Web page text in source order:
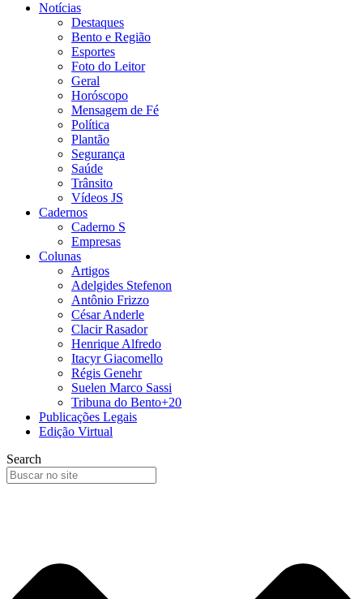
Notícias
Destaques
Bento e Região
Esportes
Foto do Leitor
Geral
Horóscopo
Mensagem de Fé
Política
Plantão
Segurança
Saúde
Trânsito
Vídeos JS
Cadernos
Caderno S
Empresas
Colunas
Artigos
Adelgides Stefenon
Antônio Frizzo
César Anderle
Clacir Rasador
Henrique Alfredo
Itacyr Giacomello
Régis Genehr
Suelen Marco Sassi
Tribuna do Bento+20
Publicações Legais
Edição Virtual
Search